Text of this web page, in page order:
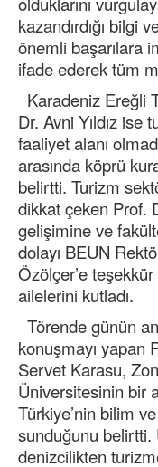
kazandırdığı bilgi
önemli başarılara
ifade ederek tüm
Karadeniz Ereğli
Dr. Avni Yıldız ise
faaliyet alanı
arasında köprü
belirtti. Turizm
dikkat çeken Prof.
gelişimine ve
dolayı BEUN
Özölçer’e
ailelerini kutladı.
Törende günün
konuşmayı yapan
Servet Karasu,
Üniversitesinin bir
Türkiye’nin bilim
sunduğunu belirtti.
denizcilikten